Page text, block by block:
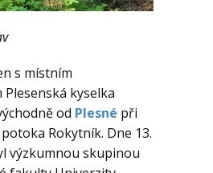
s místním
kyselka
od Plesné při
Rokytník. Dne 13.
výzkumnou skupinou